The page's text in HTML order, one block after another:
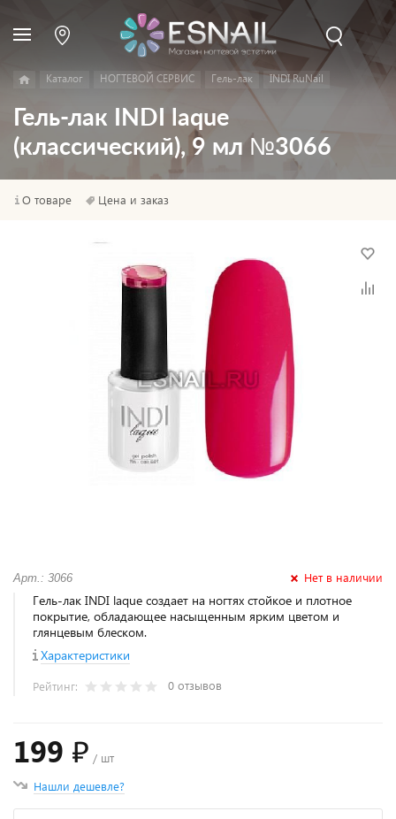
Каталог НОГТЕВОЙ СЕРВИС Гель-лак INDI RuNail
Гель-лак INDI laque
(классический), 9 мл №3066
О товаре Цена и заказ
Арт.: 3066 Нет в наличии
Гель-лак INDI laque создает на ногтях стойкое и плотное
покрытие, обладающее насыщенным ярким цветом и
глянцевым блеском.
Характеристики
Рейтинг: 0 отзывов
199 ₽ / шт
Нашли дешевле?